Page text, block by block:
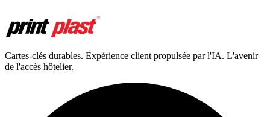
Cartes-clés durables. Expérience client propulsée par l'IA. L'avenir
de l'accès hôtelier.